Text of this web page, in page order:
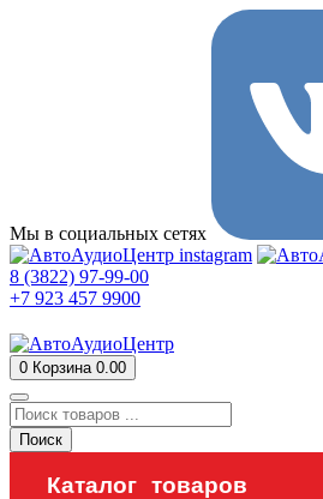
Мы в социальных сетях
8 (3822) 97-99-00
+7 923 457 9900
0 Корзина 0.00
Поиск
Каталог товаров